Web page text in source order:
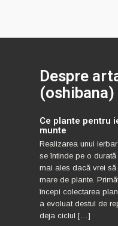
Despre
(oshibana)
Ce plante pentru
munte
Realizarea unui
se întinde pe o
mai ales dacă vrei
mare de plante.
începi colectarea
a evoluat destul de
deja ciclul […]